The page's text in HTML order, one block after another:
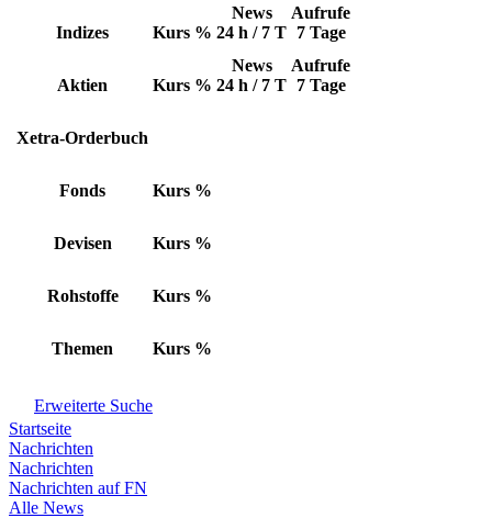
Indizes Kurs %
News
24 h / 7 T
Aufrufe
7 Tage
Aktien Kurs %
News
24 h / 7 T
Aufrufe
7 Tage
Xetra-Orderbuch
Fonds Kurs %
Devisen Kurs %
Rohstoffe Kurs %
Themen Kurs %
Erweiterte Suche
Startseite
Nachrichten
Nachrichten
Nachrichten auf FN
Alle News